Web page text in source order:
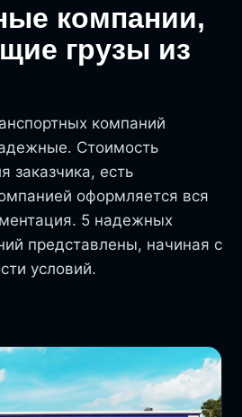
компании,
грузы из
компаний
Стоимость
заказчика, есть
оформляется вся
5 надежных
представлены, начиная с
условий.